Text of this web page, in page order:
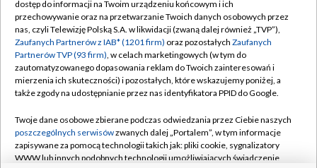
Abonament TVP
Emisja w TVP
Centrum informacji TVP
Naziemna Telewizja Cyfrowa
Rada Programowa
System NOS
Regulamin TVP
Polityka prywatności
Moje zgody
Pomoc
Kontakt
dostęp do informacji na Twoim urządzeniu końcowym i ich
przechowywanie oraz na przetwarzanie Twoich danych osobowych przez
nas, czyli Telewizję Polską S.A. w likwidacji (zwaną dalej również „TVP”),
Zaufanych Partnerów z IAB* (1201 firm) oraz pozostałych Zaufanych
Partnerów TVP (93 firm), w celach marketingowych (w tym do
zautomatyzowanego dopasowania reklam do Twoich zainteresowań i
mierzenia ich skuteczności) i pozostałych, które wskazujemy poniżej, a
także zgody na udostępnianie przez nas identyfikatora PPID do Google.
Twoje dane osobowe zbierane podczas odwiedzania przez Ciebie naszych
poszczególnych serwisówzwanych dalej „Portalem”, w tym informacje
zapisywane za pomocą technologii takich jak: pliki cookie, sygnalizatory
WWW lub innych podobnych technologii umożliwiających świadczenie